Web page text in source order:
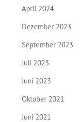
April 2024
Dezember 2023
September 2023
Juli 2023
Juni 2023
Oktober 2021
Juni 2021